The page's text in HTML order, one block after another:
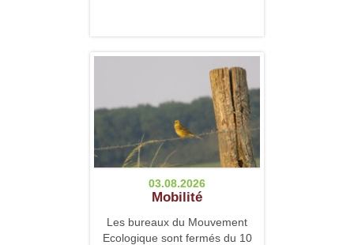
03.08.2026
Mobilité
Les bureaux du Mouvement
Ecologique sont fermés du 10